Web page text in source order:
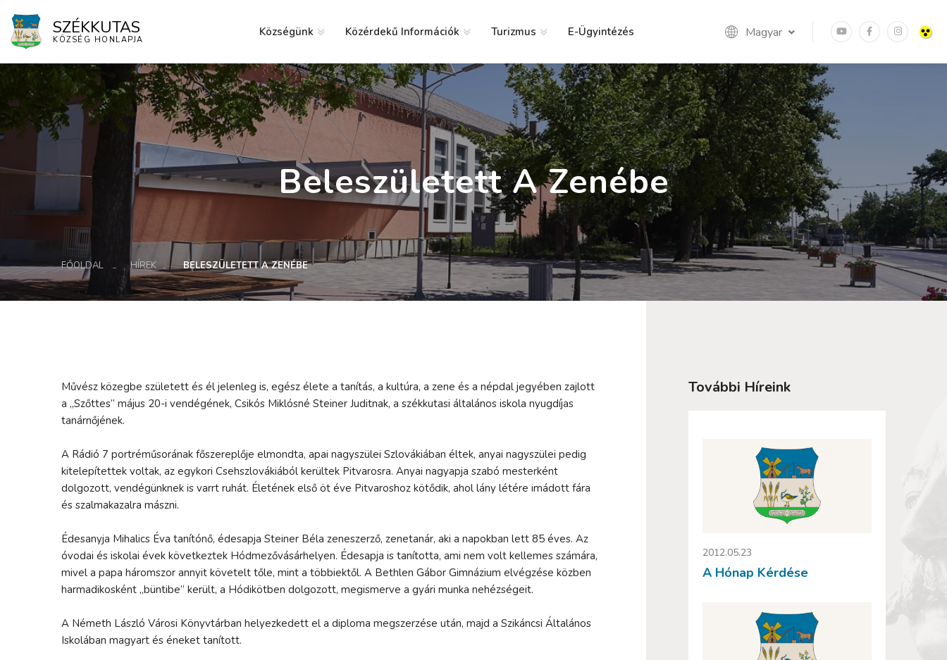
SZÉKKUTAS
KÖZSÉG HONLAPJA Magyar
Községünk Közérdekű Információk Turizmus E-Ügyintézés
Elérhetőség
Beleszületett A Zenébe
FŐOLDAL HÍREK BELESZÜLETETT A ZENÉBE
Művész közegbe született és él jelenleg is, egész élete a tanítás, a kultúra, a zene és a népdal jegyében zajlott
a „Szőttes” május 20-i vendégének, Csikós Miklósné Steiner Juditnak, a székkutasi általános iskola nyugdíjas
tanárnőjének.
A Rádió 7 portréműsorának főszereplője elmondta, apai nagyszülei Szlovákiában éltek, anyai nagyszülei pedig
kitelepítettek voltak, az egykori Csehszlovákiából kerültek Pitvarosra. Anyai nagyapja szabó mesterként
dolgozott, vendégünknek is varrt ruhát. Életének első öt éve Pitvaroshoz kötődik, ahol lány létére imádott fára
és szalmakazalra mászni.
Édesanyja Mihalics Éva tanítónő, édesapja Steiner Béla zeneszerző, zenetanár, aki a napokban lett 85 éves. Az
óvodai és iskolai évek következtek Hódmezővásárhelyen. Édesapja is tanította, ami nem volt kellemes számára,
mivel a papa háromszor annyit követelt tőle, mint a többiektől. A Bethlen Gábor Gimnázium elvégzése közben
harmadikosként „büntibe” került, a Hódikötben dolgozott, megismerve a gyári munka nehézségeit.
A Németh László Városi Könyvtárban helyezkedett el a diploma megszerzése után, majd a Szikáncsi Általános
Iskolában magyart és éneket tanított.
További Híreink
2012.05.23
A Hónap Kérdése